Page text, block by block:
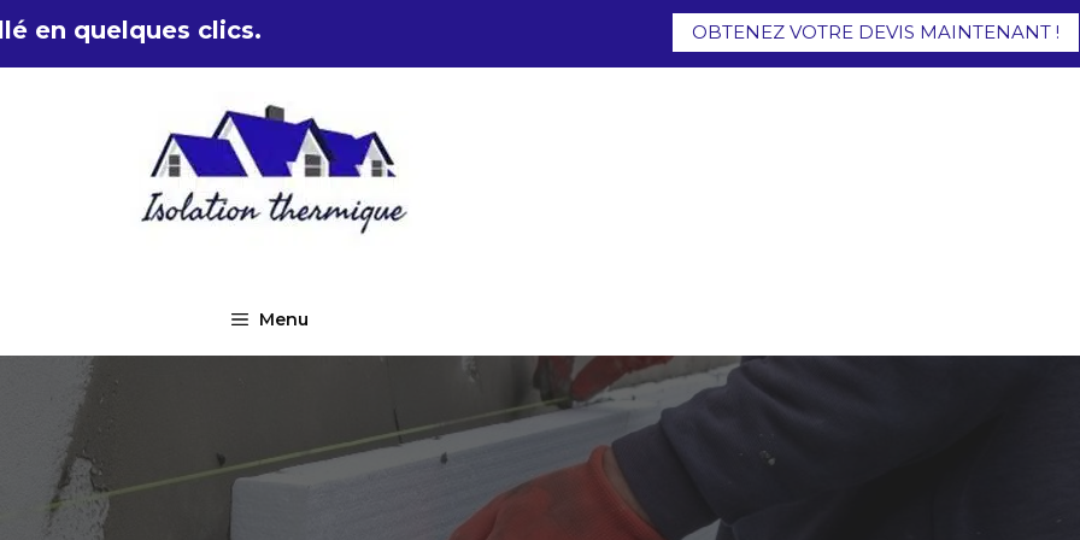
en quelques clics. OBTENEZ VOTRE DEVIS MAINTENANT !
Menu